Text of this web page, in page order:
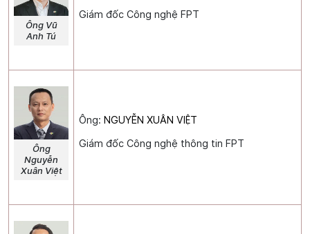
Ông Vũ
Anh Tú
Giám đốc Công nghệ FPT
Ông
Nguyễn
Xuân Việt
Ông:NGUYỄN XUÂN VIỆT
Giám đốc Công nghệ thông tin FPT